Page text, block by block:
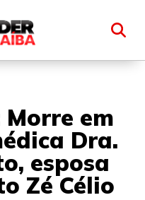
em
Dra.
esposa
Zé Célio